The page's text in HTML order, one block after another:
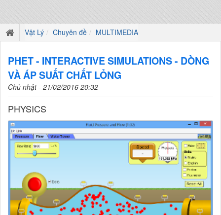
Vật Lý Chuyên đề MULTIMEDIA
PHET - INTERACTIVE SIMULATIONS - DÒNG
VÀ ÁP SUẤT CHẤT LỎNG
Chủ nhật - 21/02/2016 20:32
PHYSICS